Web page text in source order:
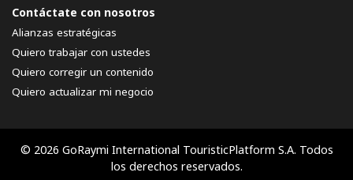
Contáctate con nosotros
Alianzas estratégicas
Quiero trabajar con ustedes
Quiero corregir un contenido
Quiero actualizar mi negocio
© 2026 GoRaymi International TouristicPlatform S.A. Todos
los derechos reservados.